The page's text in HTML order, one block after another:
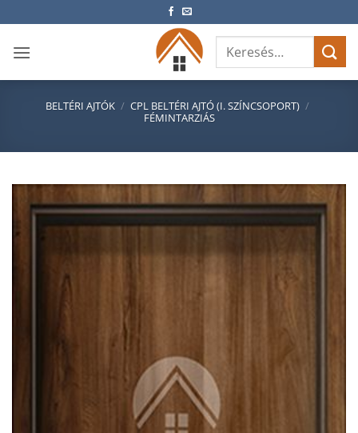
to
content
Keresés
következőre:
BELTÉRI AJTÓK / CPL BELTÉRI AJTÓ (I. SZÍNCSOPORT) /
FÉMINTARZIÁS